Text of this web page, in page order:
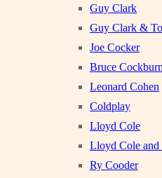
Guy Clark
Guy Clark &
Joe Cocker
Bruce Cockburn
Leonard Cohen
Coldplay
Lloyd Cole
Lloyd Cole and
Ry Cooder